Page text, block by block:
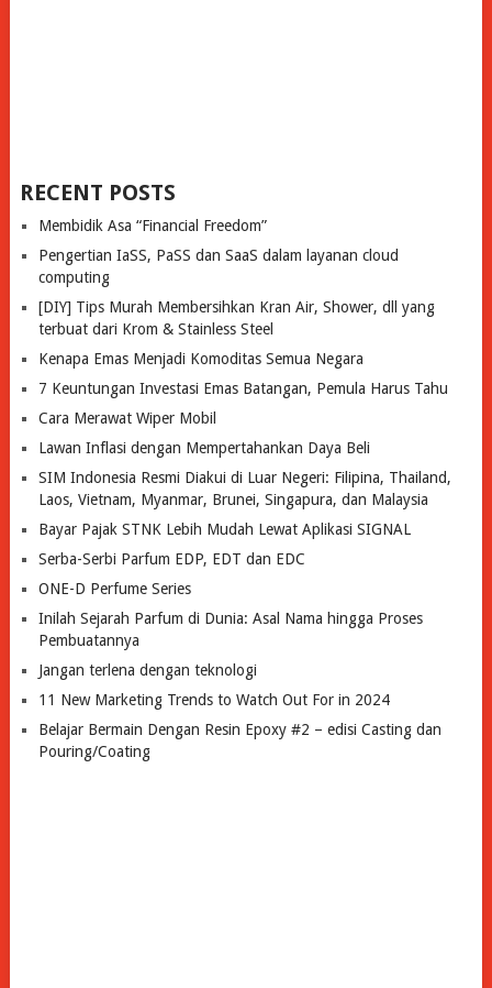
RECENT POSTS
Membidik Asa “Financial Freedom”
Pengertian IaSS, PaSS dan SaaS dalam layanan cloud
computing
[DIY] Tips Murah Membersihkan Kran Air, Shower, dll yang
terbuat dari Krom & Stainless Steel
Kenapa Emas Menjadi Komoditas Semua Negara
7 Keuntungan Investasi Emas Batangan, Pemula Harus Tahu
Cara Merawat Wiper Mobil
Lawan Inflasi dengan Mempertahankan Daya Beli
SIM Indonesia Resmi Diakui di Luar Negeri: Filipina, Thailand,
Laos, Vietnam, Myanmar, Brunei, Singapura, dan Malaysia
Bayar Pajak STNK Lebih Mudah Lewat Aplikasi SIGNAL
Serba-Serbi Parfum EDP, EDT dan EDC
ONE-D Perfume Series
Inilah Sejarah Parfum di Dunia: Asal Nama hingga Proses
Pembuatannya
Jangan terlena dengan teknologi
11 New Marketing Trends to Watch Out For in 2024
Belajar Bermain Dengan Resin Epoxy #2 – edisi Casting dan
Pouring/Coating